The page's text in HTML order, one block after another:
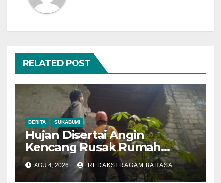
RELATED POST
BERITA SUKABUMI
Hujan Disertai Angin
Kencang Rusak Rumah
Warga di Dramaga, BPBD
Lakukan Pendataan
AGU 4, 2026 REDAKSI RAGAM BAHASA